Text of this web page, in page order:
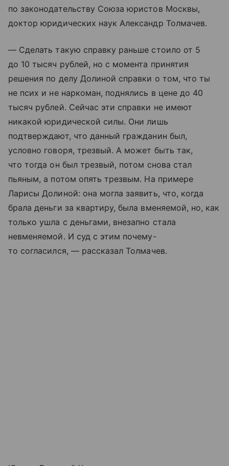
по законодательству Союза юристов Москвы,
доктор юридических наук Александр Толмачев.
— Сделать такую справку раньше стоило от 5
до 10 тысяч рублей, но с момента принятия
решения по делу Долиной справки о том, что ты
не псих и не наркоман, поднялись в цене до 40
тысяч рублей. Сейчас эти справки не имеют
никакой юридической силы. Они лишь
подтверждают, что данный гражданин был,
условно говоря, трезвый. А может быть так,
что тогда он был трезвый, потом снова стал
пьяным, а потом опять трезвым. На примере
Ларисы Долиной: она могла заявить, что, когда
брала деньги за квартиру, была вменяемой, но, как
только ушла с деньгами, внезапно стала
невменяемой. И суд с этим почему-
то согласился, — рассказал Толмачев.